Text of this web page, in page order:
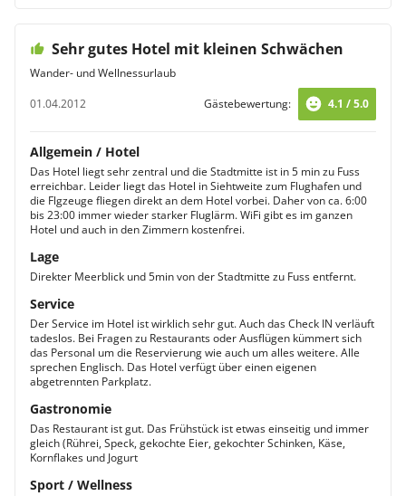
Sehr gutes Hotel mit kleinen Schwächen
Wander- und Wellnessurlaub
01.04.2012
Gästebewertung: 4.1 / 5.0
Allgemein / Hotel
Das Hotel liegt sehr zentral und die Stadtmitte ist in 5 min zu Fuss
erreichbar. Leider liegt das Hotel in Siehtweite zum Flughafen und
die Flgzeuge fliegen direkt an dem Hotel vorbei. Daher von ca. 6:00
bis 23:00 immer wieder starker Fluglärm. WiFi gibt es im ganzen
Hotel und auch in den Zimmern kostenfrei.
Lage
Direkter Meerblick und 5min von der Stadtmitte zu Fuss entfernt.
Service
Der Service im Hotel ist wirklich sehr gut. Auch das Check IN verläuft
tadeslos. Bei Fragen zu Restaurants oder Ausflügen kümmert sich
das Personal um die Reservierung wie auch um alles weitere. Alle
sprechen Englisch. Das Hotel verfügt über einen eigenen
abgetrennten Parkplatz.
Gastronomie
Das Restaurant ist gut. Das Frühstück ist etwas einseitig und immer
gleich (Rührei, Speck, gekochte Eier, gekochter Schinken, Käse,
Kornflakes und Jogurt
Sport / Wellness